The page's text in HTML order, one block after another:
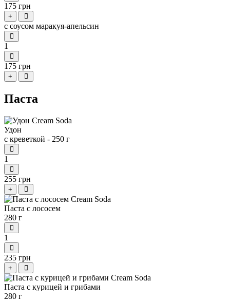
175 грн
+
с соусом маракуя-апельсин
1
175 грн
+
Паста
Удон
с креветкой - 250 г
1
255 грн
+
Паста с лососем
280 г
1
235 грн
+
Паста с курицей и грибами
280 г